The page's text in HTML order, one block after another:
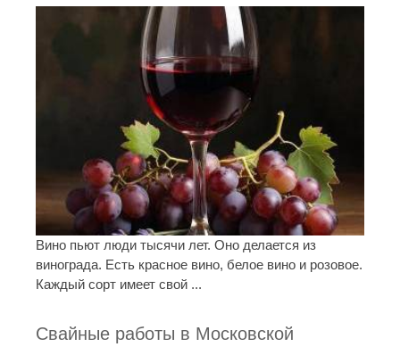
Вино пьют люди тысячи лет. Оно делается из
винограда. Есть красное вино, белое вино и розовое.
Каждый сорт имеет свой ...
Свайные работы в Московской